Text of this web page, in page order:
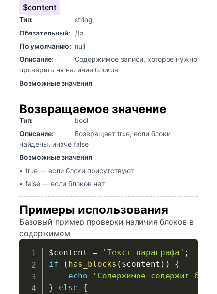
$content
Тип:
string
Обязательный:
Да
По умолчанию: null
Описание:
Содержимое записи, которое нужно
проверить на наличие блоков
Возможные значения:
Возвращаемое значение
Тип:
bool
Описание:
Возвращает true, если блоки
найдены, иначе false
Возможные значения:
• true — если блоки присутствуют
• false — если блоков нет
Примеры использования
Базовый пример проверки наличия блоков в
содержимом
$content = 'Текст параграфа' ;
if
( has_blocks ( $content ) )
{
echo
'Содержимое содержит
}
else
{